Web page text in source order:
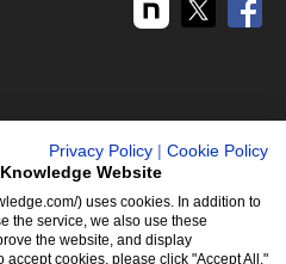
Privacy Policy
Cookie Policy
Website
) uses cookies. In addition to
the service, we also use these
the website, and display
cookies, please click "Accept All."